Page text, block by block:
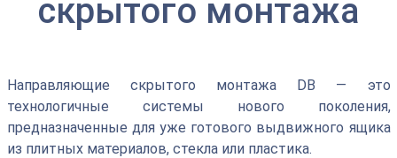
скрытого монтажа
Направляющие скрытого монтажа DB — это
технологичные системы нового поколения,
предназначенные для уже готового выдвижного ящика
из плитных материалов, стекла или пластика.